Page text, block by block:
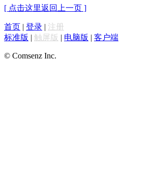
[ 点击这里返回上一页 ]
首页 | 登录 | 注册
标准版 | 触屏版 | 电脑版 | 客户端
© Comsenz Inc.